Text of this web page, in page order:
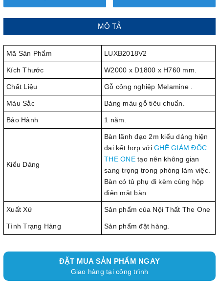
MÔ TẢ
Mã Sản Phẩm LUXB2018V2
Kích Thước W2000 x D1800 x H760 mm.
Chất Liệu Gỗ công nghiệp Melamine .
Màu Sắc Bảng màu gỗ tiêu chuẩn.
Bảo Hành 1 năm.
Kiểu Dáng
Bàn lãnh đạo 2m kiểu dáng hiện
đại kết hợp với GHẾ GIÁM ĐỐC
THE ONEtạo nên không gian
sang trọng trong phòng làm việc.
Bàn có tủ phụ đi kèm cùng hộp
điện mặt bàn.
Xuất Xứ Sản phẩm của Nội Thất The One
Tình Trạng Hàng Sản phẩm đặt hàng.
ĐẶT MUA SẢN PHẨM NGAY
Giao hàng tại công trình